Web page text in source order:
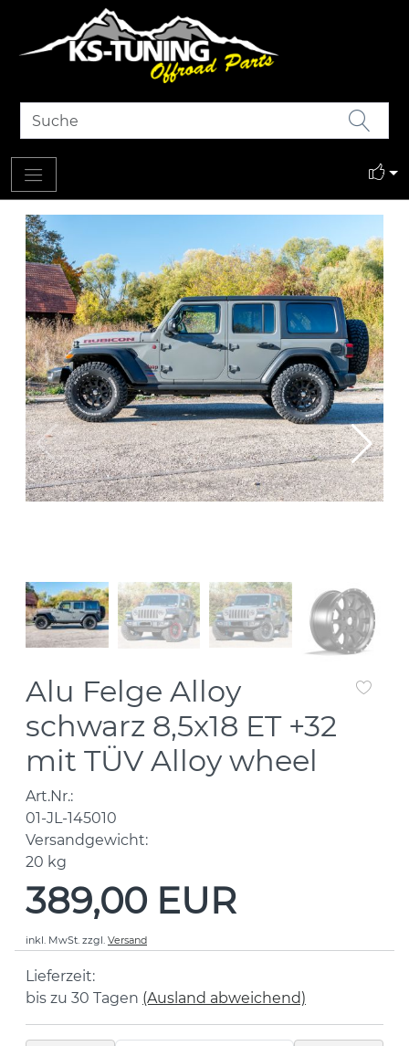
Alu Felge Alloy
schwarz 8,5x18 ET +32
mit TÜV Alloy wheel
Art.Nr.:
01-JL-145010
Versandgewicht:
20 kg
389,00 EUR
inkl. MwSt. zzgl. Versand
Lieferzeit:
bis zu 30 Tagen (Ausland abweichend)